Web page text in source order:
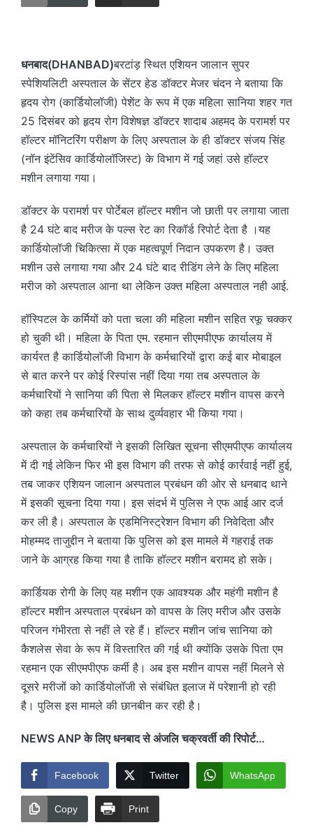
धनबाद(DHANBAD)बरटांड़ स्थित एशियन जालान सुपर
स्पेशियलिटी अस्पताल के सेंटर हेड डॉक्टर मेजर चंदन ने बताया कि
हृदय रोग (कार्डियोलॉजी) पेशेंट के रूप में एक महिला सानिया शहर गत
25 दिसंबर को हृदय रोग विशेषज्ञ डॉक्टर शादाब अहमद के परामर्श पर
हॉल्टर मॉनिटरिंग परीक्षण के लिए अस्पताल के ही डॉक्टर संजय सिंह
(नॉन इंटेंसिव कार्डियोलॉजिस्ट) के विभाग में गई जहां उसे हॉल्टर
मशीन लगाया गया।
डॉक्टर के परामर्श पर पोर्टेबल हॉल्टर मशीन जो छाती पर लगाया जाता
है 24 घंटे बाद मरीज के पल्स रेट का रिकॉर्ड रिपोर्ट देता है ।यह
कार्डियोलॉजी चिकित्सा में एक महत्वपूर्ण निदान उपकरण है। उक्त
मशीन उसे लगाया गया और 24 घंटे बाद रीडिंग लेने के लिए महिला
मरीज को अस्पताल आना था लेकिन उक्त महिला अस्पताल नही आई.
हॉस्पिटल के कर्मियों को पता चला की महिला मशीन सहित रफू चक्कर
हो चुकी थी। महिला के पिता एम. रहमान सीएमपीएफ कार्यालय में
कार्यरत है कार्डियोलॉजी विभाग के कर्मचारियों द्वारा कई बार मोबाइल
से बात करने पर कोई रिस्पांस नहीं दिया गया तब अस्पताल के
कर्मचारियों ने सानिया की पिता से मिलकर हॉल्टर मशीन वापस करने
को कहा तब कर्मचारियों के साथ दुर्व्यवहार भी किया गया।
अस्पताल के कर्मचारियों ने इसकी लिखित सूचना सीएमपीएफ कार्यालय
में दी गई लेकिन फिर भी इस विभाग की तरफ से कोई कार्रवाई नहीं हुई,
तब जाकर एशियन जालान अस्पताल प्रबंधन की ओर से धनबाद थाने
में इसकी सूचना दिया गया। इस संदर्भ में पुलिस ने एफ आई आर दर्ज
कर ली है। अस्पताल के एडमिनिस्ट्रेशन विभाग की निवेदिता और
मोहम्मद ताजुद्दीन ने बताया कि पुलिस को इस मामले में गहराई तक
जाने के आग्रह किया गया है ताकि हॉल्टर मशीन बरामद हो सके।
कार्डियक रोगी के लिए यह मशीन एक आवश्यक और महंगी मशीन है
हॉल्टर मशीन अस्पताल प्रबंधन को वापस के लिए मरीज और उसके
परिजन गंभीरता से नहीं ले रहे हैं। हॉल्टर मशीन जांच सानिया को
कैशलेस सेवा के रूप में विस्तारित की गई थी क्योंकि उसके पिता एम
रहमान एक सीएमपीएफ कर्मी है। अब इस मशीन वापस नहीं मिलने से
दूसरे मरीजों को कार्डियोलॉजी से संबंधित इलाज में परेशानी हो रही
है। पुलिस इस मामले की छानबीन कर रही है।
NEWS ANP के लिए धनबाद से अंजलि चक्रवर्ती की रिपोर्ट…
Facebook Twitter WhatsApp
Copy Print